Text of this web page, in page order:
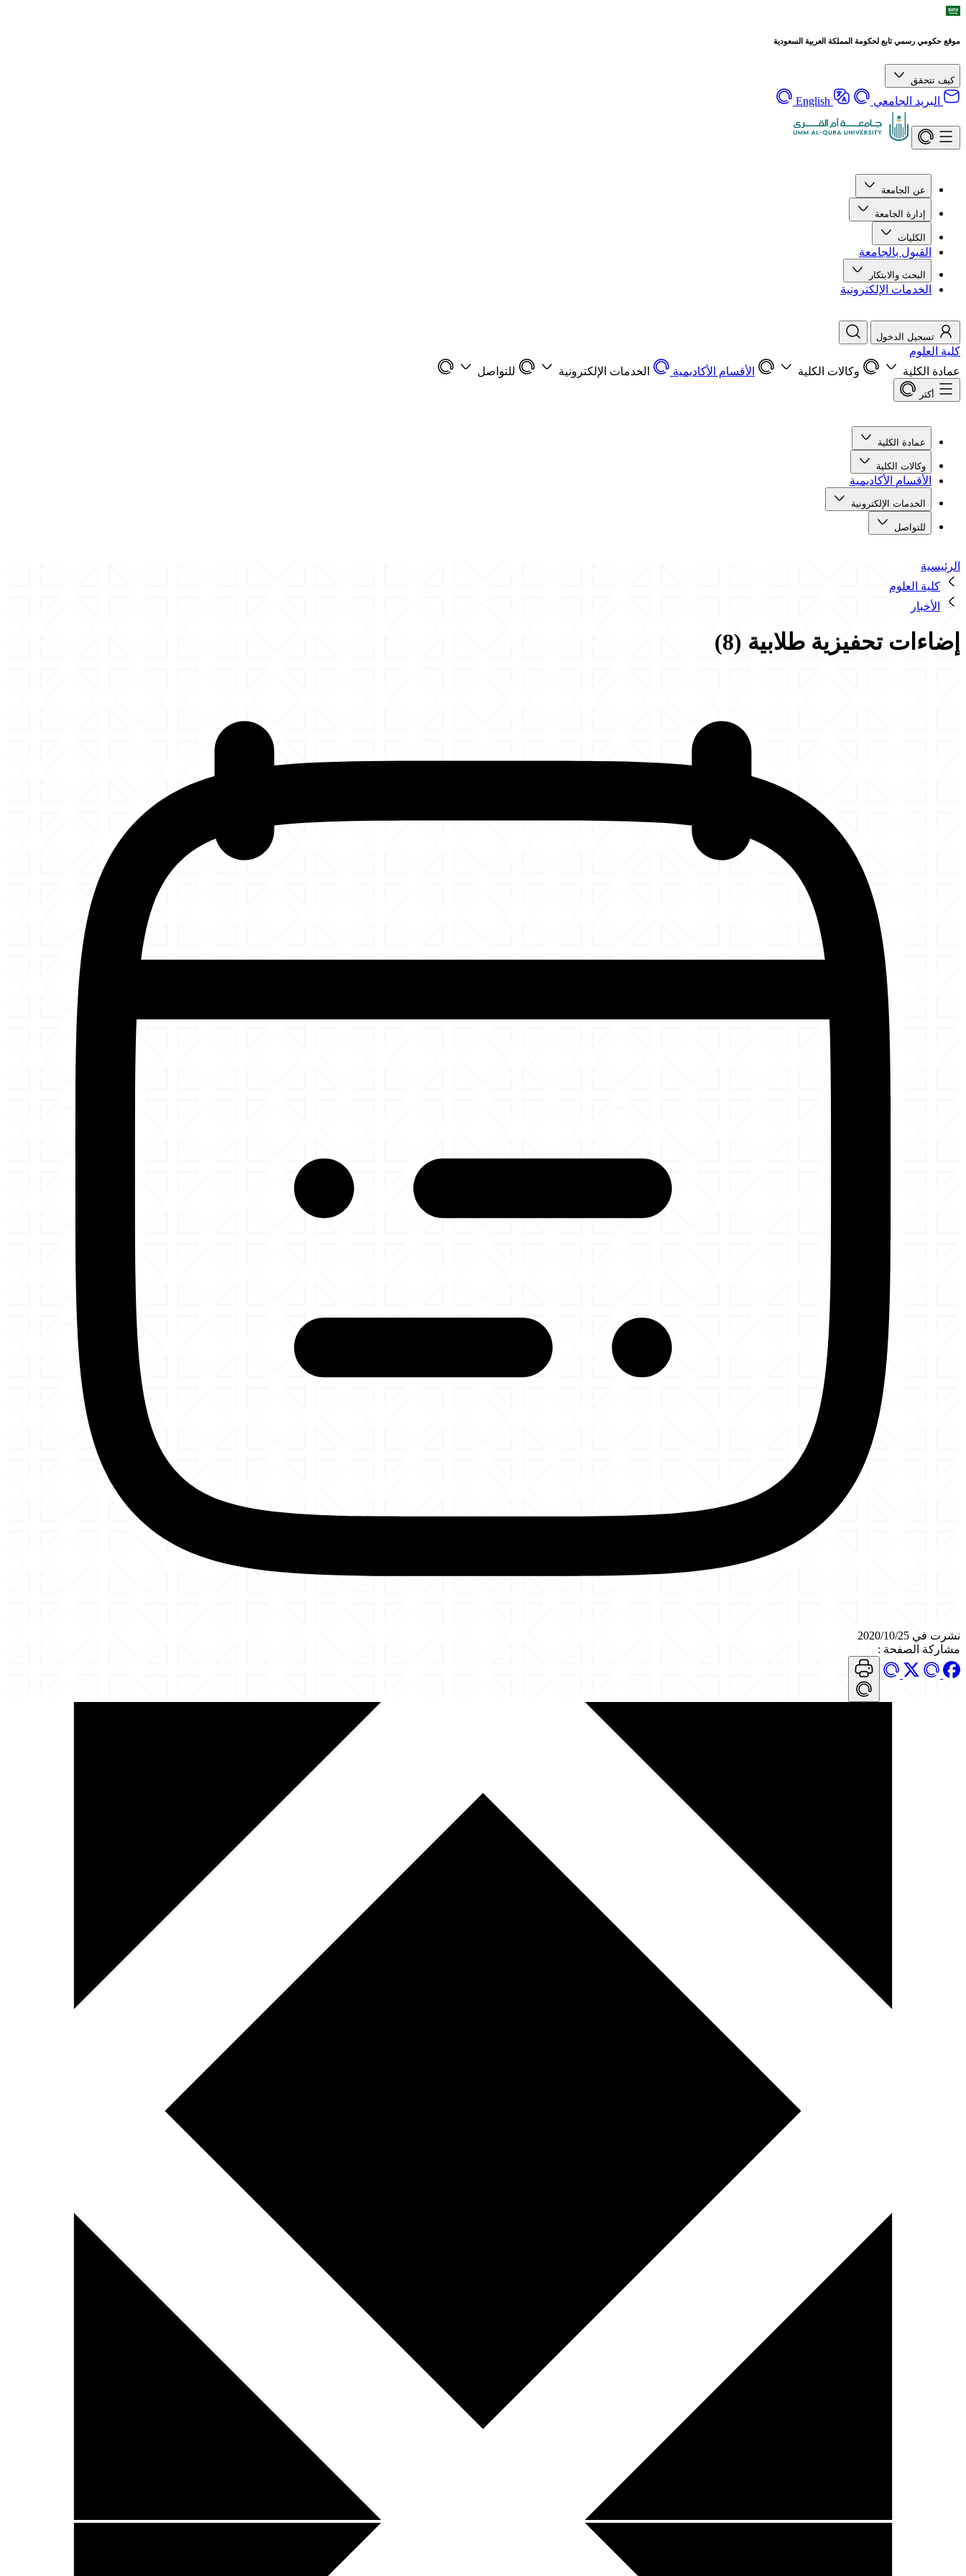
موقع حكومي رسمي تابع لحكومة المملكة العربية السعودية
كيف تتحقق
البريد الجامعي English
عن الجامعة
إدارة الجامعة
الكليات
القبول بالجامعة
البحث والابتكار
الخدمات الإلكترونية
تسجيل الدخول
كلية العلوم
عمادة الكلية
وكالات الكلية الأقسام الأكاديمية الخدمات الإلكترونية للتواصل
أكثر
عمادة الكلية
وكالات الكلية
الأقسام الأكاديمية
الخدمات الإلكترونية
للتواصل
الرئيسية
كلية العلوم
الأخبار
إضاءات تحفيزية طلابية (8)
نشرت في 2020/10/25
مشاركة الصفحة :